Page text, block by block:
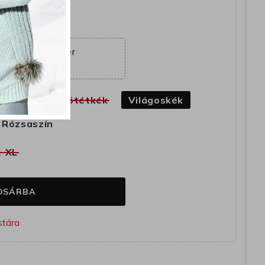
ajánlat véget ér
14:39:57
Fekete Sötétkék
Világoskék
Rózsaszín
XL